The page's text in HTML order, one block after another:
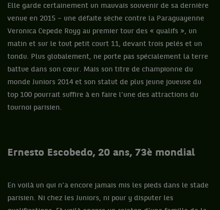
Elle garde certainement un mauvais souvenir de sa dernière
venue en 2015 – une défaite sèche contre la Paraguayenne
Veronica Cepede Royg au premier tour des « qualifs », un
matin et sur le tout petit court 11, devant trois pelés et un
tondu. Plus globalement, ne porte pas spécialement la terre
battue dans son cœur. Mais son titre de championne du
monde Juniors 2014 et son statut de plus jeune joueuse du
top 100 pourrait suffire à en faire l’une des attractions du
tournoi parisien.
Ernesto Escobedo, 20 ans, 73è mondial
En voilà un qui n’a encore jamais mis les pieds dans le stade
parisien. Ni chez les Juniors, ni pour y disputer les